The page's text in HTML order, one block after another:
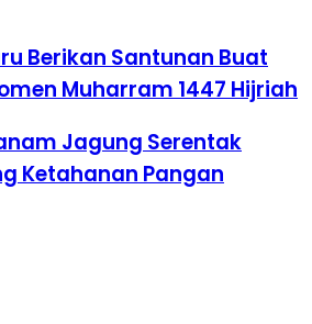
Berikan Santunan Buat
Muharram 1447 Hijriah
Jagung Serentak
Ketahanan Pangan